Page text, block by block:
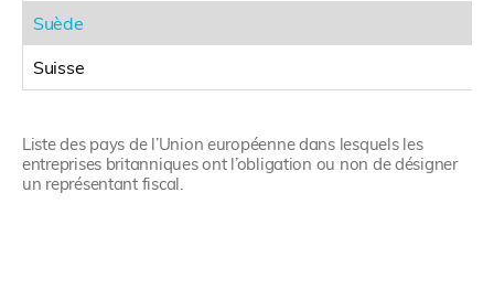
Suède
Suisse
Liste des pays de l’Union européenne dans lesquels les
entreprises britanniques ont l’obligation ou non de désigner
un représentant fiscal.